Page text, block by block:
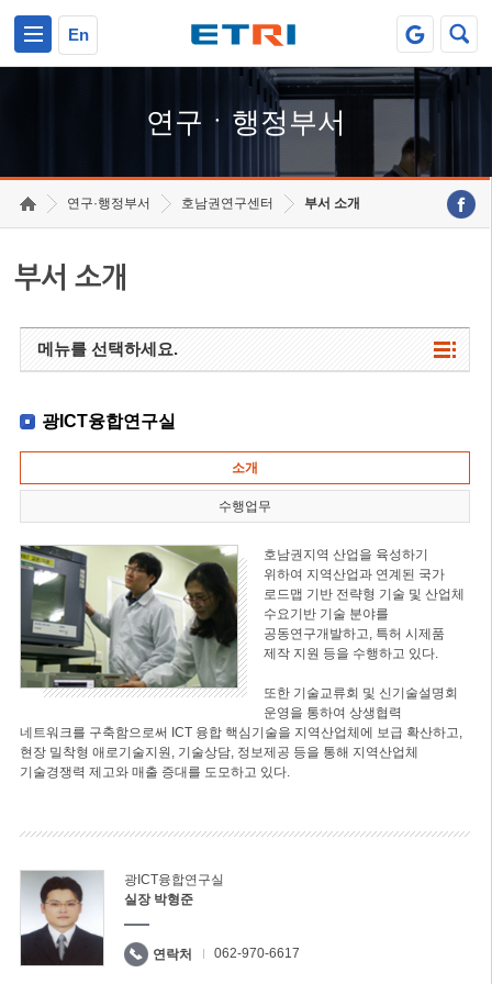
En
연구ㆍ행정부서
연구·행정부서 호남권연구센터 부서 소개
부서 소개
메뉴를 선택하세요.
광ICT융합연구실
소개
수행업무
호남권지역 산업을 육성하기
위하여 지역산업과 연계된 국가
로드맵 기반 전략형 기술 및 산업체
수요기반 기술 분야를
공동연구개발하고, 특허 시제품
제작 지원 등을 수행하고 있다.
또한 기술교류회 및 신기술설명회
운영을 통하여 상생협력
네트워크를 구축함으로써 ICT 융합 핵심기술을 지역산업체에 보급 확산하고,
현장 밀착형 애로기술지원, 기술상담, 정보제공 등을 통해 지역산업체
기술경쟁력 제고와 매출 증대를 도모하고 있다.
광ICT융합연구실
실장 박형준
연락처 062-970-6617